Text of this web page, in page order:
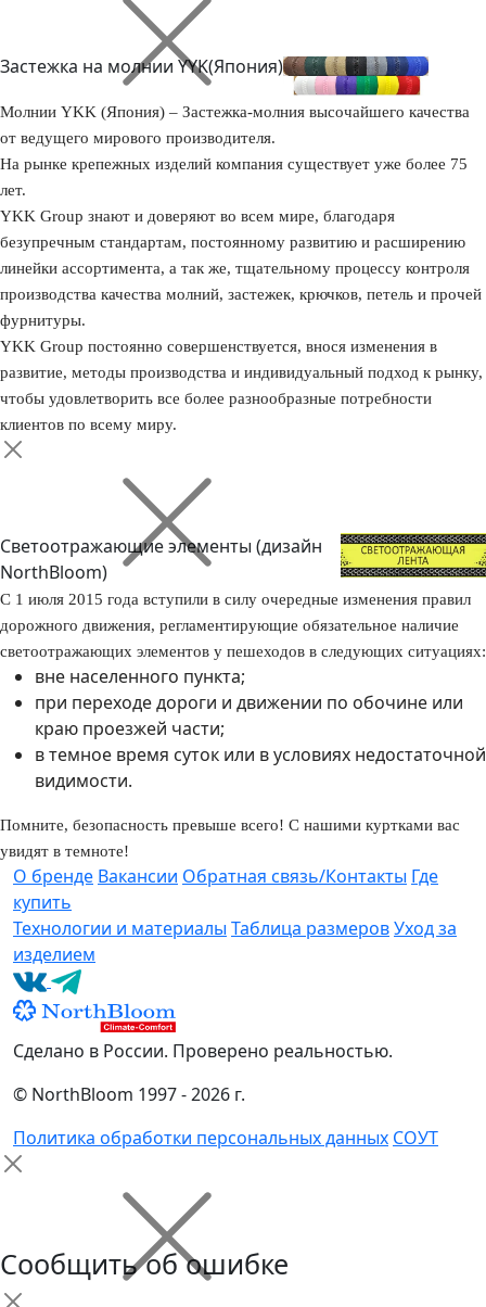
Застежка на молнии YYK(Япония)
Молнии YKK (Япония) – Застежка-молния высочайшего качества
от ведущего мирового производителя.
На рынке крепежных изделий компания существует уже более 75
лет.
YKK Group знают и доверяют во всем мире, благодаря
безупречным стандартам, постоянному развитию и расширению
линейки ассортимента, а так же, тщательному процессу контроля
производства качества молний, застежек, крючков, петель и прочей
фурнитуры.
YKK Group постоянно совершенствуется, внося изменения в
развитие, методы производства и индивидуальный подход к рынку,
чтобы удовлетворить все более разнообразные потребности
клиентов по всему миру.
Светоотражающие элементы (дизайн
NorthBloom)
С 1 июля 2015 года вступили в силу очередные изменения правил
дорожного движения, регламентирующие обязательное наличие
светоотражающих элементов у пешеходов в следующих ситуациях:
вне населенного пункта;
при переходе дороги и движении по обочине или
краю проезжей части;
в темное время суток или в условиях недостаточной
видимости.
Помните, безопасность превыше всего! С нашими куртками вас
увидят в темноте!
О бренде Вакансии Обратная связь/Контакты Где
купить
Технологии и материалы Таблица размеровУход за
изделием
Сделано в России. Проверено реальностью.
© NorthBloom 1997 - 2026 г.
Политика обработки персональных данных СОУТ
Сообщить об ошибке